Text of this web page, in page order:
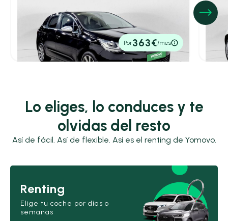
Citroën C4
PureTech S&S 130 Feel Edition
74.801 km130cvManual
7.800€
P.V.P. contado
Por363€/mes
Fiat
Cult
P.V.P.
Lo eliges, lo conduces y te
olvidas del resto
Así de fácil. Así de flexible. Así es el renting de Yomovo.
Renting
Elige tu coche por días o
semanas